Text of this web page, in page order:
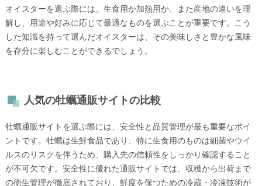
オイスターを選ぶ際には、生食用か加熱用か、また産地の違いを理
解し、用途や好みに応じて最適なものを選ぶことが重要です。こう
した知識を持って選んだオイスターは、その美味しさと豊かな風味
を存分に楽しむことができるでしょう。
人気の牡蠣通販サイトの比較
牡蠣通販サイトを選ぶ際には、安全性と品質管理が最も重要なポイ
ントです。牡蠣は生鮮食品であり、特に生食用のものは細菌やウイ
ルスのリスクを伴うため、購入先の信頼性をしっかり確認すること
が不可欠です。安全性に優れた通販サイトでは、収穫から出荷まで
の衛生管理が徹底されており、鮮度を保つための冷蔵・冷凍技術が